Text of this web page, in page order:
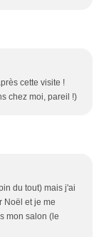
cette visite !
chez moi, pareil !)
du tout) mais j'ai
Noël et je me
mon salon (le